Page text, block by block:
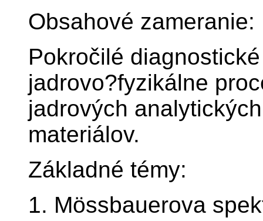
Obsahové zameranie:
Pokročilé
jadrovo?fyzikálne
jadrových
materiálov.
Základné témy:
1. Mössbauerova